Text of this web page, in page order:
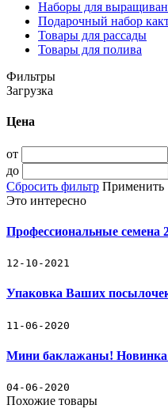
Наборы для
Подарочный набор
Товары для рассады
Товары для полива
Фильтры
Загрузка
Цена
от
до
Сбросить фильтр Применить
Это интересно
Профессиональные семена
12-10-2021
Упаковка Ваших
11-06-2020
Мини баклажаны! Новинка
04-06-2020
Похожие товары